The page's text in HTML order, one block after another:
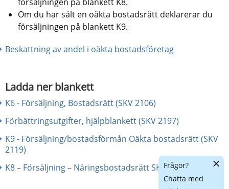
Om du har sålt en oäkta bostadsrätt deklarerar du
försäljningen på blankett K9.
Beskattning av andel i oäkta bostadsföretag
Ladda ner blankett
K6 - Försäljning, Bostadsrätt (SKV 2106)
Förbättringsutgifter, hjälpblankett (SKV 2197)
K9 - Försäljning/bostadsförmån Oäkta bostadsrätt (SKV
2119)
K8 – Försäljning – Näringsbostadsrätt SKV 2108
Frågor?
Chatta med
Dölj